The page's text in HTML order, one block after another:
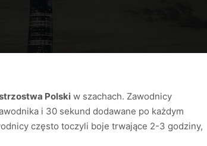
Polski w szachach. Zawodnicy
i 30 sekund dodawane po każdym
często toczyli boje trwające 2-3 godziny,